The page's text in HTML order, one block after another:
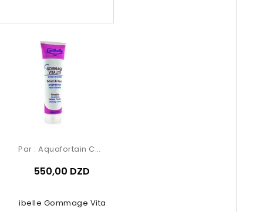
Calibelle Gommage Vitalité
Par : Aquafortain Cosmetics
550,00 DZD